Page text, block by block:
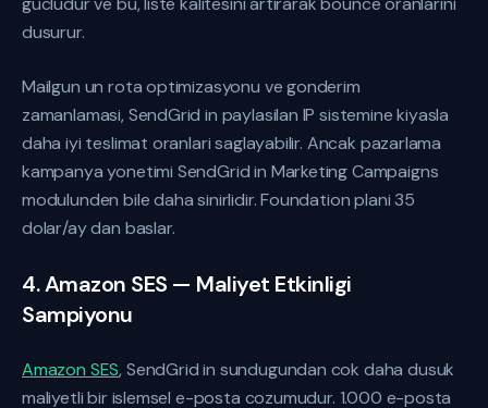
dusurur.
Mailgun un rota optimizasyonu ve gonderim
zamanlamasi, SendGrid in paylasilan IP sistemine kiyasla
daha iyi teslimat oranlari saglayabilir. Ancak pazarlama
kampanya yonetimi SendGrid in Marketing Campaigns
modulunden bile daha sinirlidir. Foundation plani 35
dolar/ay dan baslar.
4. Amazon SES — Maliyet Etkinligi
Sampiyonu
Amazon SES, SendGrid in sundugundan cok daha dusuk
maliyetli bir islemsel e-posta cozumudur. 1.000 e-posta